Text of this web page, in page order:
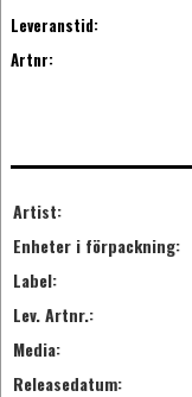
Leveranstid:
Artnr:
Artist:
Enheter i förpackning:
Label:
Lev. Artnr.:
Media:
Releasedatum: